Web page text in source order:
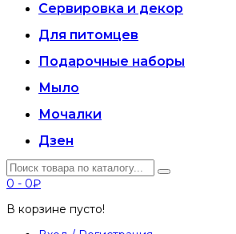
Сервировка и декор
Для питомцев
Подарочные наборы
Мыло
Мочалки
Дзен
0 - 0₽
В корзине пусто!